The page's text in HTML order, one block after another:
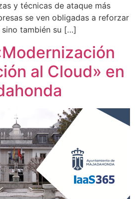
y técnicas de ataque más
se ven obligadas a reforzar
también su […]
al Cloud» en